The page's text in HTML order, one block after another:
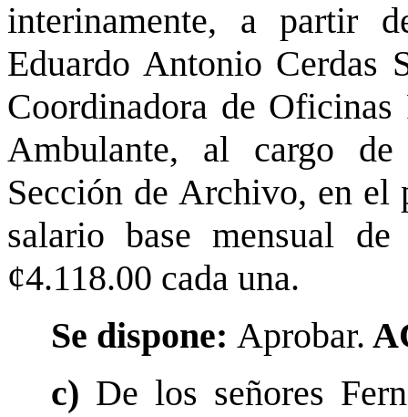
interinamente, a partir
Eduardo Antonio Cerdas
Coordinadora de
Ambulante, al cargo
Sección de Archivo, en el
salario base mensual
¢4.118.00 cada una.
Se dispone: Aprobar.
c) De los señores